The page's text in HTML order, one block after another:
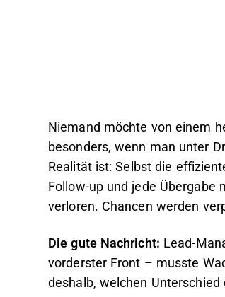
Niemand möchte von einem
besonders, wenn man unter
Realität ist: Selbst die
Follow-up und jede Übergabe
verloren. Chancen werden
Die gute Nachricht: Lead-
vorderster Front – musste
deshalb, welchen